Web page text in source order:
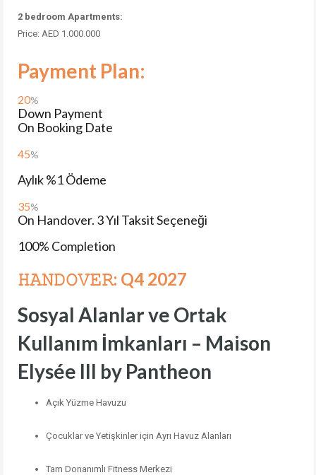
2 bedroom Apartments:
Price: AED 1.000.000
Payment Plan:
20%
Down Payment
On Booking Date
45%
Aylık %1 Ödeme
35%
On Handover. 3 Yıl Taksit Seçeneği
100% Completion
𝙷𝙰𝙽𝙳𝙾𝚅𝙴𝚁: Q4 2027
Sosyal Alanlar ve Ortak
Kullanım İmkanları – Maison
Elysée III by Pantheon
Açık Yüzme Havuzu
Çocuklar ve Yetişkinler için Ayrı Havuz Alanları
Tam Donanımlı Fitness Merkezi